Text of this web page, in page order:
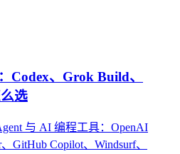
Codex、Grok Build、
选
与 AI 编程工具：OpenAI
GitHub Copilot、Windsurf、